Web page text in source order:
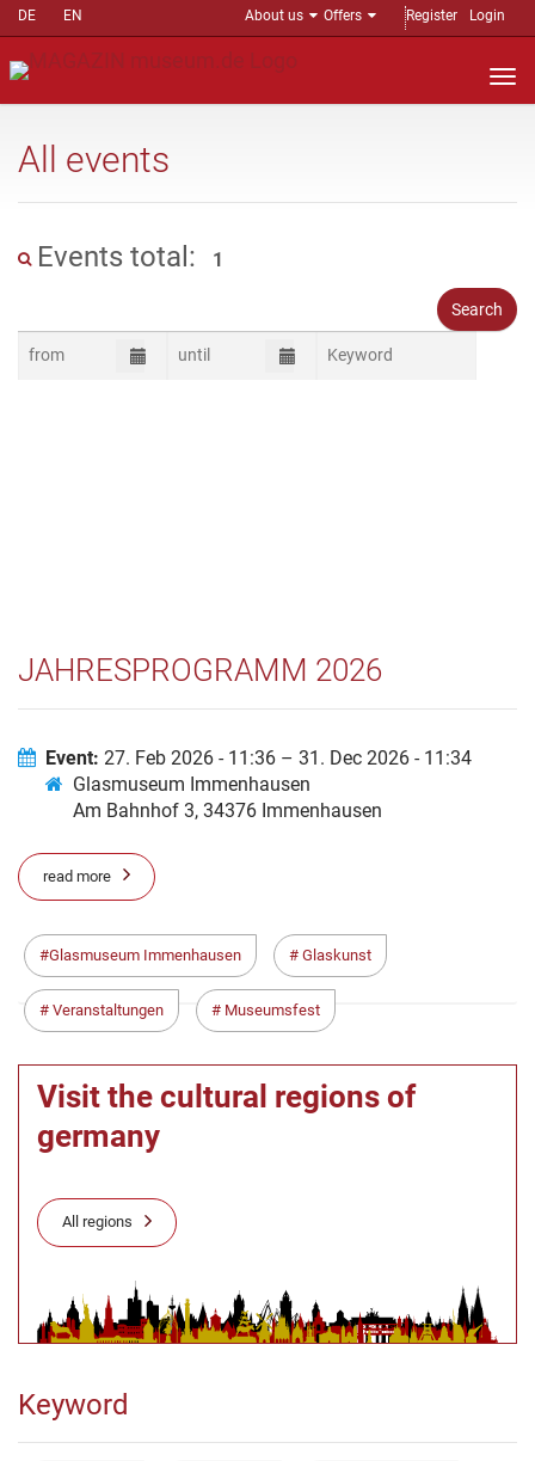
DE EN About us Offers Register Login
All events
Events total: 1
JAHRESPROGRAMM 2026
Event: 27. Feb 2026 - 11:36 – 31. Dec 2026 - 11:34
Glasmuseum Immenhausen
Am Bahnhof 3, 34376 Immenhausen
read more
Glasmuseum Immenhausen Glaskunst
Veranstaltungen Museumsfest
Visit the cultural regions of
germany
All regions
Keyword